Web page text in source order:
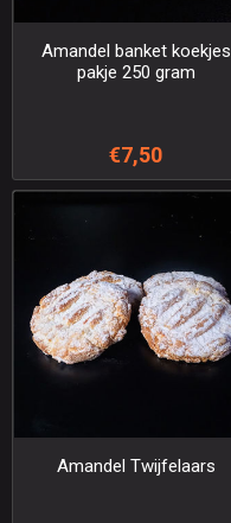
Amandel banket koekjes
pakje 250 gram
€7,50
Amandel Twijfelaars